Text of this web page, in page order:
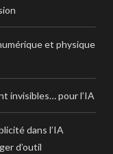
et physique
invisibles… pour l’IA
dans l’IA
d’outil